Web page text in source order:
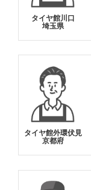
タイヤ館川口
埼玉県
タイヤ館外環伏見
京都府